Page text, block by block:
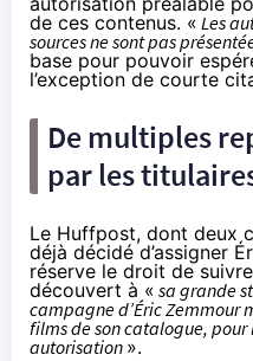
de ces contenus. « Les
sources ne sont pas
base pour pouvoir
l’exception de courte
De multiples
par les
Le Huffpost, dont deux
déjà décidé d’assigner
réserve le droit de
découvert à « sa grande
campagne d’Éric Zemmour
films de son catalogue, pour
autorisation ».